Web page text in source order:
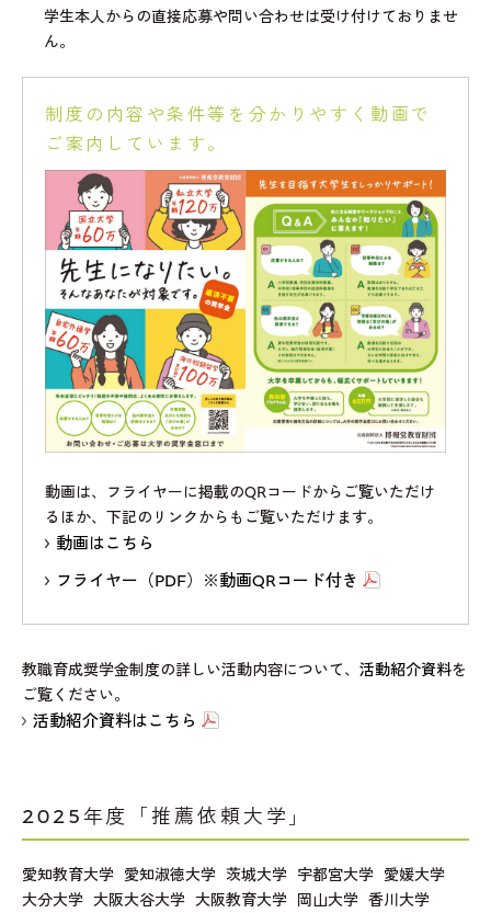
学生本人からの直接応募や問い合わせは受け付けておりませ
ん。
制度の内容や条件等を分かりやすく動画で
ご案内しています。
動画は、フライヤーに掲載のQRコードからご覧いただけ
るほか、 下記のリンクからもご覧いただけます。
動画はこちら
フライヤー（PDF）※動画QRコード付き
教職育成奨学金制度の詳しい活動内容について、 活動紹介資料を
ご覧ください。
活動紹介資料はこちら
2025年度「推薦依頼大学」
愛知教育大学   愛知淑徳大学   茨城大学   宇都宮大学   愛媛大学
大分大学   大阪大谷大学   大阪教育大学   岡山大学   香川大学